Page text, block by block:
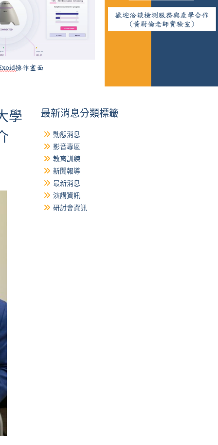
學
最新消息分類標籤
動態消息
影音專區
教育訓練
新聞報導
最新消息
演講資訊
研討會資訊